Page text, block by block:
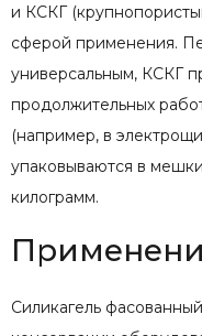
и КСКГ
сферой применения.
универсальным, КСКГ
продолжительных
(например, в
упаковываются в
килограмм.
Силикагель